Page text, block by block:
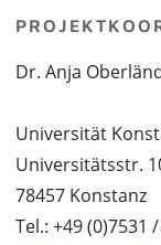
Dr. Anja
Universität
Universitätsstr.
78457 Konstanz
Tel.: +49 (0)7531